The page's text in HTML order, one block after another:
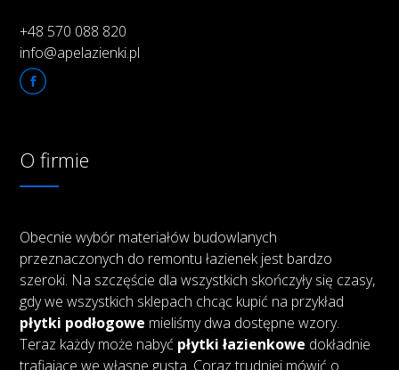
+48 570 088 820
info@apelazienki.pl
O firmie
Obecnie wybór materiałów budowlanych
przeznaczonych do remontu łazienek jest bardzo
szeroki. Na szczęście dla wszystkich skończyły się czasy,
gdy we wszystkich sklepach chcąc kupić na przykład
płytki podłogowe mieliśmy dwa dostępne wzory.
Teraz każdy może nabyć płytki łazienkowe dokładnie
trafiające we własne gusta. Coraz trudniej mówić o